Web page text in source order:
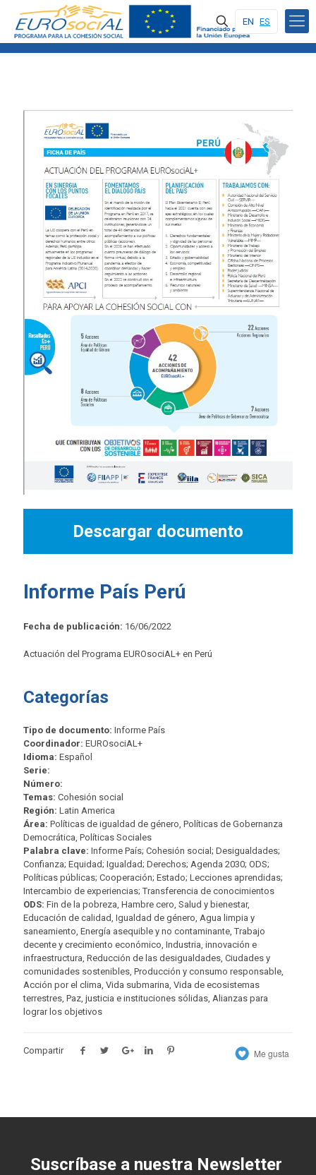
EN ES
Descargar documento
Informe País Perú
Fecha de publicación: 16/06/2022
Actuación del Programa EUROsociAL+ en Perú
Categorías
Tipo de documento: Informe País
Coordinador: EUROsociAL+
Idioma: Español
Serie:
Número:
Temas: Cohesión social
Región: Latin America
Área: Políticas de igualdad de género, Políticas de Gobernanza
Democrática, Políticas Sociales
Palabra clave: Informe País; Cohesión social; Desigualdades;
Confianza; Equidad; Igualdad; Derechos; Agenda 2030; ODS;
Políticas públicas; Cooperación; Estado; Lecciones aprendidas;
Intercambio de experiencias; Transferencia de conocimientos
ODS: Fin de la pobreza, Hambre cero, Salud y bienestar,
Educación de calidad, Igualdad de género, Agua limpia y
saneamiento, Energía asequible y no contaminante, Trabajo
decente y crecimiento económico, Industria, innovación e
infraestructura, Reducción de las desigualdades, Ciudades y
comunidades sostenibles, Producción y consumo responsable,
Acción por el clima, Vida submarina, Vida de ecosistemas
terrestres, Paz, justicia e instituciones sólidas, Alianzas para
lograr los objetivos
Compartir Me gusta
Suscríbase a nuestra Newsletter